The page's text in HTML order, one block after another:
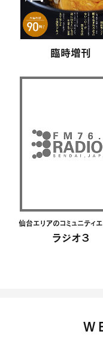
臨時増刊
仙台エリアのコミュニティ
ラジオ３